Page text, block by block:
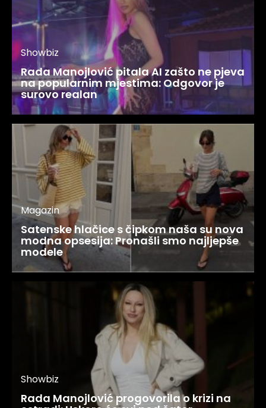
Showbiz
Rada Manojlović pitala AI zašto ne pjeva
na popularnim mjestima: Odgovor je
surovo realan
Magazin
Satenske hlačice s čipkom naša su nova
modna opsesija: Pronašli smo najljepše
modele
Showbiz
Rada Manojlović progovorila o krizi na